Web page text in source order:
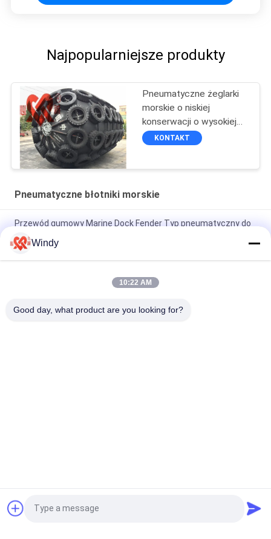
Najpopularniejsze produkty
Pneumatyczne żeglarki
morskie o niskiej
konserwacji o wysokiej
wytrzymałości w kolorze
KONTAKT
Pneumatyczne błotniki morskie
Przewód gumowy Marine Dock Fender Typ pneumatyczny do
dokowania statków
Błotniki nadmuchiwane o wysokiej wytrzymałości, gumowe
błotniki Yokohama do doków
szczelne
Błotniki Wypełnione
Pianką
Poprosić o wycenę
Windy
10:22 AM
Good day, what product are you looking for?